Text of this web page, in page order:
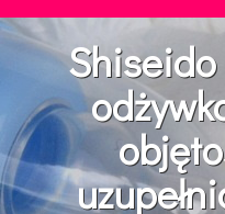
Shiseido